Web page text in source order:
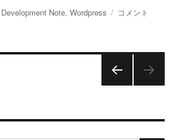
カ
リ
Development Note,Wordpress
WordPress
API
使
っ
つ
の
コメント